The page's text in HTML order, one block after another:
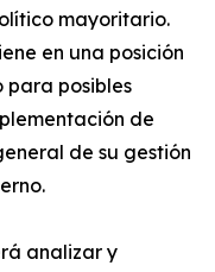
mayoritario.
en una posición
para posibles
de
de su gestión
analizar y